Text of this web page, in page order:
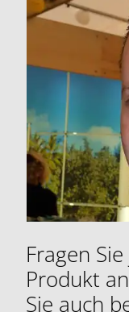
Fragen
Produkt
Sie auch